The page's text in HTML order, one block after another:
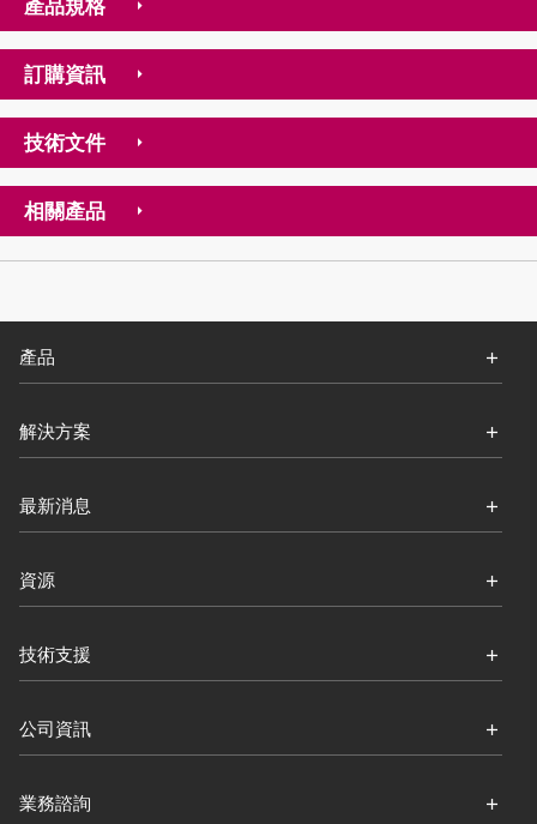
產品規格
訂購資訊
技術文件
相關產品
產品
解決方案
最新消息
資源
技術支援
公司資訊
業務諮詢